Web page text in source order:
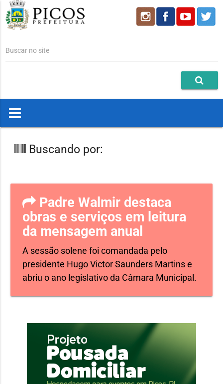
Buscar no site
Buscando por:
Padre Walmir destaca
obras e serviços em leitura
da mensagem anual
A sessão solene foi comandada pelo
presidente Hugo Victor Saunders Martins e
abriu o ano legislativo da Câmara Municipal.